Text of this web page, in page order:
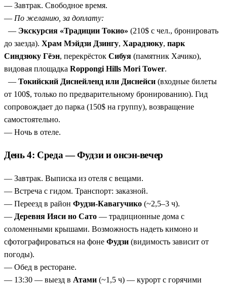
— Завтрак. Свободное время.
— По желанию, за доплату:
— Экскурсия «Традиции Токио» (210$ с чел., бронировать
до заезда). Храм Мэйдзи Дзингу, Харадзюку, парк
Синдзюку Гёэн, перекрёсток Сибуя (памятник Хачико),
видовая площадка Roppongi Hills Mori Tower.
— Токийский Диснейленд или Диснейси (входные билеты
от 100$, только по предварительному бронированию). Гид
сопровождает до парка (150$ на группу), возвращение
самостоятельно.
— Ночь в отеле.
День 4: Среда — Фудзи и онсэн-вечер
— Завтрак. Выписка из отеля с вещами.
— Встреча с гидом. Транспорт: заказной.
— Переезд в район Фудзи-Кавагучико (~2,5–3 ч).
— Деревня Ияси но Сато — традиционные дома с
соломенными крышами. Возможность надеть кимоно и
сфотографироваться на фоне Фудзи (видимость зависит от
погоды).
— Обед в ресторане.
— 13:30 — выезд в Атами (~1,5 ч) — курорт с горячими